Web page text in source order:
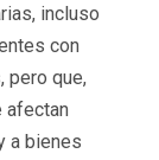
incluso
con
pero que,
afectan
a bienes